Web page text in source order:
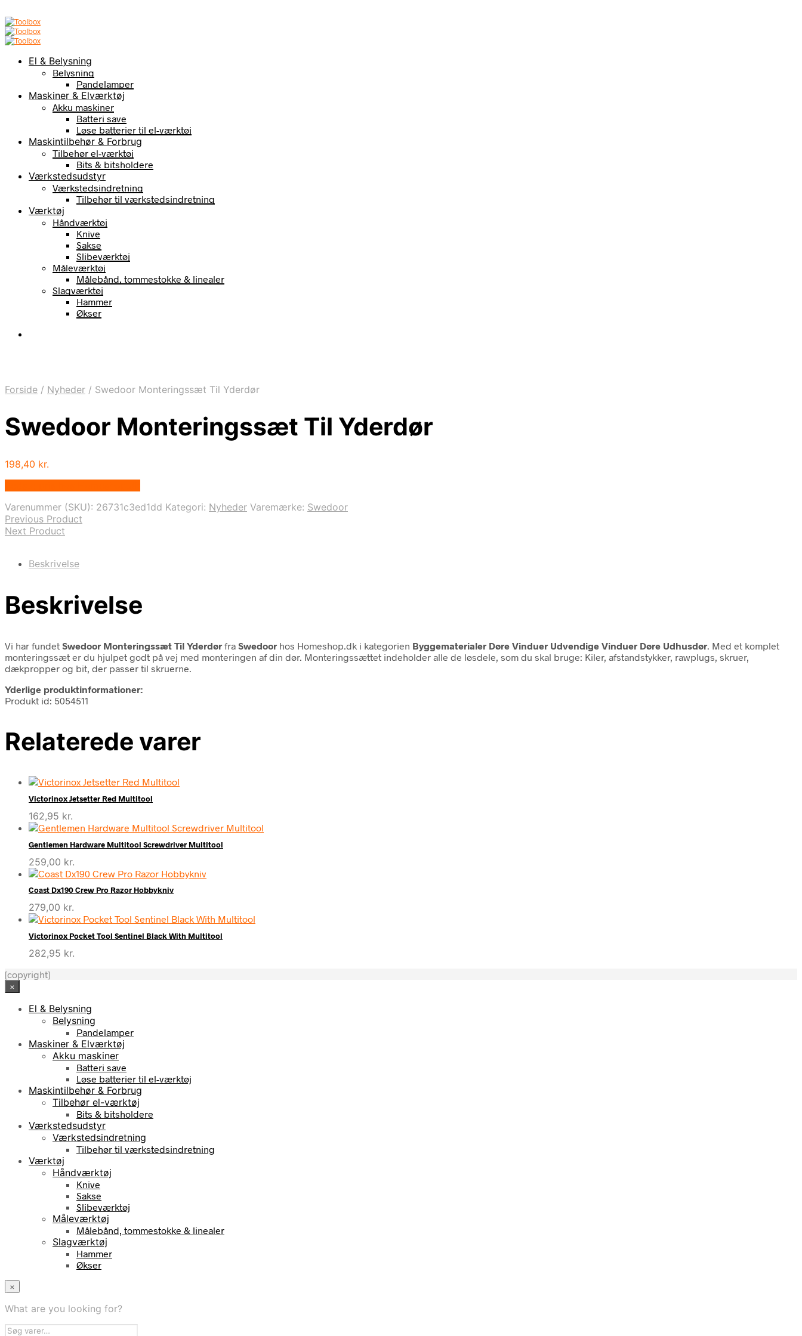
El & Belysning
Belysning
Pandelamper
Maskiner & Elværktøj
Akku maskiner
Batteri save
Løse batterier til el-værktøj
Maskintilbehør & Forbrug
Tilbehør el-værktøj
Bits & bitsholdere
Værkstedsudstyr
Værkstedsindretning
Tilbehør til værkstedsindretning
Værktøj
Håndværktøj
Knive
Sakse
Slibeværktøj
Måleværktøj
Målebånd, tommestokke & linealer
Slagværktøj
Hammer
Økser
Forside / Nyheder / Swedoor Monteringssæt Til Yderdør
Swedoor Monteringssæt Til Yderdør
198,40 kr.
Varenummer (SKU): 26731c3ed1dd Kategori: Nyheder Varemærke: Swedoor
Previous Product
Next Product
Beskrivelse
Beskrivelse
Vi har fundet Swedoor Monteringssæt Til Yderdør fra Swedoor hos Homeshop.dk i kategorien Byggematerialer Døre Vinduer Udvendige Vinduer Døre Udhusdør . Med et komplet
monteringssæt er du hjulpet godt på vej med monteringen af din dør. Monteringssættet indeholder alle de løsdele, som du skal bruge: Kiler, afstandstykker, rawplugs, skruer,
dækpropper og bit, der passer til skruerne.
Yderlige produktinformationer:
Produkt id: 5054511
Relaterede varer
Victorinox Jetsetter Red Multitool
162,95 kr.
Gentlemen Hardware Multitool Screwdriver Multitool
259,00 kr.
Coast Dx190 Crew Pro Razor Hobbykniv
279,00 kr.
Victorinox Pocket Tool Sentinel Black With Multitool
282,95 kr.
[copyright]
×
El & Belysning
Belysning
Pandelamper
Maskiner & Elværktøj
Akku maskiner
Batteri save
Løse batterier til el-værktøj
Maskintilbehør & Forbrug
Tilbehør el-værktøj
Bits & bitsholdere
Værkstedsudstyr
Værkstedsindretning
Tilbehør til værkstedsindretning
Værktøj
Håndværktøj
Knive
Sakse
Slibeværktøj
Måleværktøj
Målebånd, tommestokke & linealer
Slagværktøj
Hammer
Økser
×
What are you looking for?